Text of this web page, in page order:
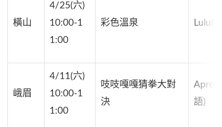
橫山
4/25(六)
10:00-1
1:00
彩色溫泉 Lulu(
峨眉
4/11(六)
10:00-1
1:00
吱吱嘎嘎猜拳大對
決
Apro(
語)